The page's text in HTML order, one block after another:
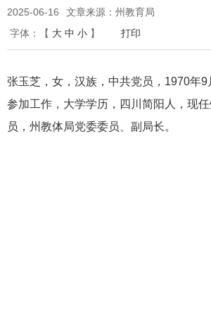
2025-06-16
文章来源：州教育局
字体：
【 大 中 小 】 打印
张玉芝，女，汉族，中共党员， 1970年9
参加工作，大学学历，四川简阳人，现
员，州教体局党委委员、副局长。